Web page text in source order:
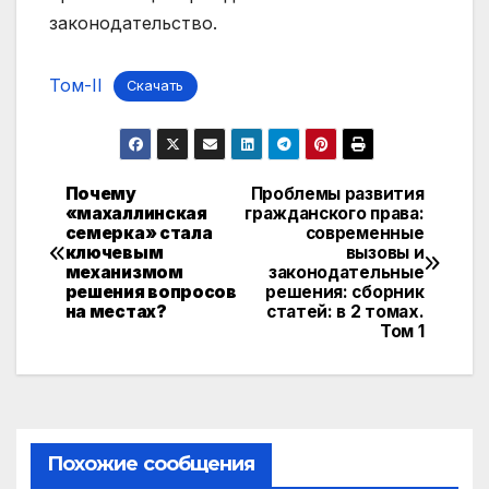
законодательство.
Том-II Скачать
Навигация
по
записям
Проблемы развития
гражданского права:
современные
вызовы и
законодательные
решения: сборник
статей: в 2 томах.
Том 1
Почему
«махаллинская
семерка» стала
ключевым
механизмом
решения вопросов
на местах?
Похожие сообщения